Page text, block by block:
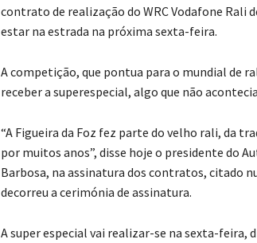
contrato de realização do WRC Vodafone Rali
estar na estrada na próxima sexta-feira.
A competição, que pontua para o mundial de
receber a superespecial, algo que não
“A Figueira da Foz fez parte do velho rali, da
por muitos anos”, disse hoje o presidente do
Barbosa, na assinatura dos contratos, citado
decorreu a cerimónia de assinatura.
A super especial vai realizar-se na sexta-feira,